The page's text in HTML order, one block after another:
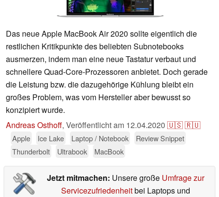
Das neue Apple MacBook Air 2020 sollte eigentlich die
restlichen Kritikpunkte des beliebten Subnotebooks
ausmerzen, indem man eine neue Tastatur verbaut und
schnellere Quad-Core-Prozessoren anbietet. Doch gerade
die Leistung bzw. die dazugehörige Kühlung bleibt ein
großes Problem, was vom Hersteller aber bewusst so
konzipiert wurde.
Andreas Osthoff, Veröffentlicht am 12.04.2020 🇺🇸🇷🇺
Apple Ice Lake Laptop / Notebook
Review Snippet
Thunderbolt
Ultrabook MacBook
Jetzt mitmachen: Unsere große Umfrage zur
Servicezufriedenheitbei Laptops und